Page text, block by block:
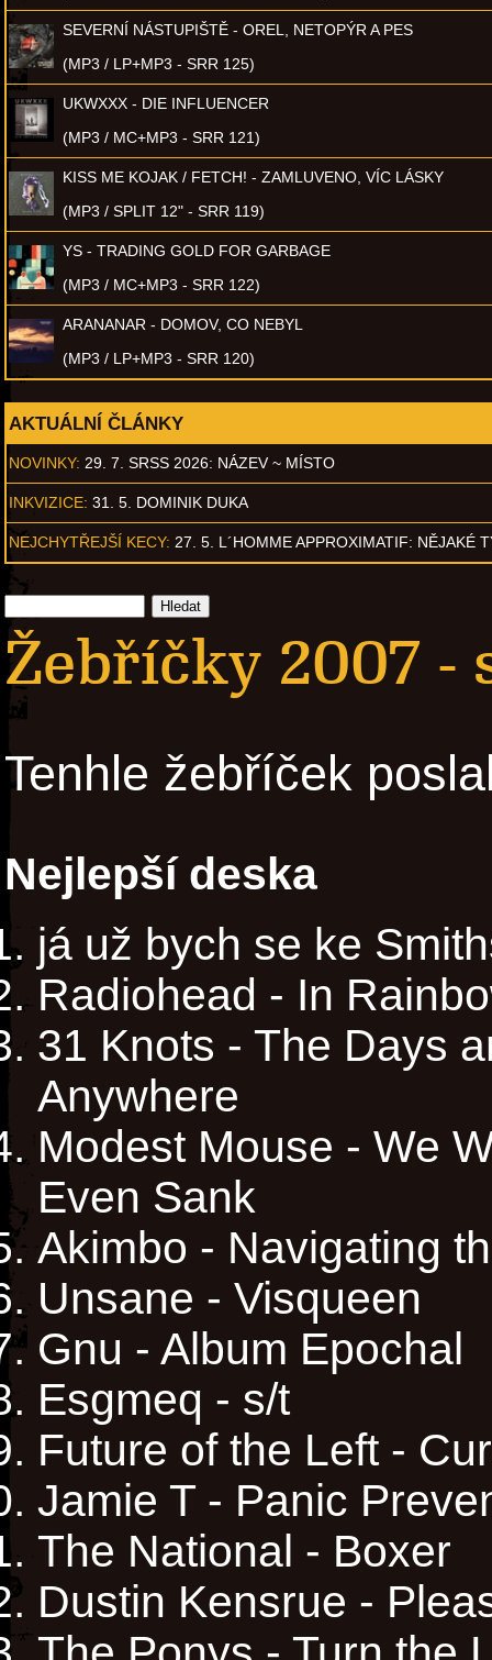
SEVERNÍ NÁSTUPIŠTĚ - OREL, NETOPÝR A PES
(MP3 / LP+MP3 - SRR 125)
UKWXXX - DIE INFLUENCER
(MP3 / MC+MP3 - SRR 121)
KISS ME KOJAK / FETCH! - ZAMLUVENO, VÍC LÁSKY
(MP3 / SPLIT 12" - SRR 119)
YS - TRADING GOLD FOR GARBAGE
(MP3 / MC+MP3 - SRR 122)
ARANANAR - DOMOV, CO NEBYL
(MP3 / LP+MP3 - SRR 120)
AKTUÁLNÍ ČLÁNKY
NOVINKY: 29. 7. SRSS 2026: NÁZEV ~ MÍSTO
INKVIZICE: 31. 5. DOMINIK DUKA
NEJCHYTŘEJŠÍ KECY: 27. 5. L´HOMME APPROXIMATIF: NĚJAKÉ
Žebříčky 2007 -
Tenhle žebříček
Nejlepší deska
já už bych se ke
Radiohead - In
31 Knots - The Days
Anywhere
Modest Mouse - We
Even Sank
Akimbo - Navigating
Unsane - Visqueen
Gnu - Album Epochal
Esgmeq - s/t
Future of the Left -
Jamie T - Panic
The National - Boxer
Dustin Kensrue -